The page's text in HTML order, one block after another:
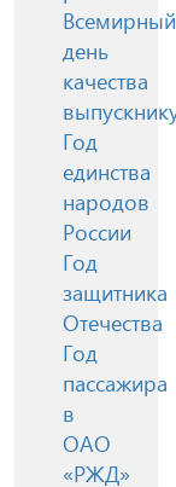
Всемирный
день
качества
Год
единства
народов
России
Год
защитника
Отечества
Год
пассажира
в
ОАО
«РЖД»